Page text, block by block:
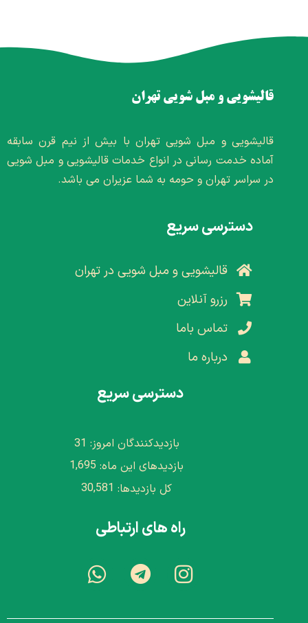
قالیشویی و مبل شویی تهران
قالیشویی و مبل شویی تهران با بیش از نیم قرن سابقه
آماده خدمت رسانی در انواع خدمات قالیشویی و مبل شویی
در سراسر تهران و حومه به شما عزیران می باشد.
دسترسی سریع
قالیشویی و مبل شویی در تهران
رزرو آنلاین
تماس باما
درباره ما
دسترسی سریع
بازدیدکنندگان امروز: 31
بازدیدهای این ماه: 1,695
کل بازدیدها: 30,581
راه های ارتباطی